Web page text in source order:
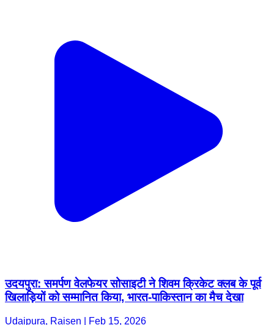
उदयपुरा: समर्पण वेलफेयर सोसाइटी ने शिवम क्रिकेट क्लब के पूर्व
खिलाड़ियों को सम्मानित किया, भारत-पाकिस्तान का मैच देखा
Udaipura, Raisen | Feb 15, 2026